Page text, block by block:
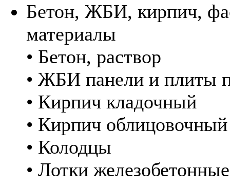
Бетон, ЖБИ, кирпич,
материалы
• Бетон, раствор
• ЖБИ панели и плиты
• Кирпич кладочный
• Кирпич облицовочный
• Колодцы
• Лотки